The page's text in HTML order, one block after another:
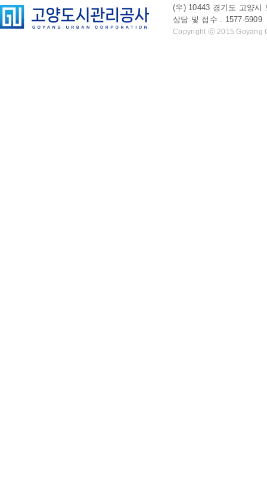
(우) 10443 경기도 고양시
상담 및 접수 . 1577-
Copyright ⓒ 2015 Goyang